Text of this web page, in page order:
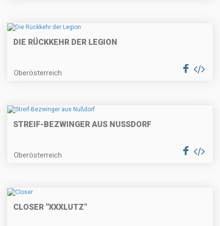
DIE RÜCKKEHR DER LEGION
Oberösterreich
STREIF-BEZWINGER AUS NUSSDORF
Oberösterreich
CLOSER "XXXLUTZ"